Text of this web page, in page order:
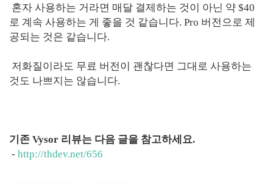
혼자 사용하는 거라면 매달 결제하는 것이 아닌 약 $40
로 계속 사용하는 게 좋을 것 같습니다. Pro 버전으로 제
공되는 것은 같습니다.
저화질이라도 무료 버전이 괜찮다면 그대로 사용하는
것도 나쁘지는 않습니다.
기존 Vysor 리뷰는 다음 글을 참고하세요.
- http://thdev.net/656